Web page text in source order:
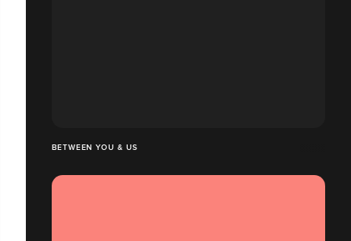
BETWEEN YOU & US